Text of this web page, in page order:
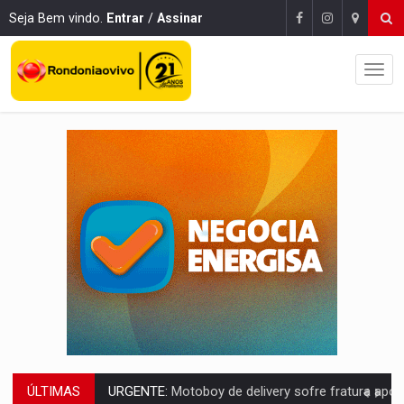
Seja Bem vindo. Entrar / Assinar
ÚLTIMAS ELEIÇÕES 2026:Ulisses Guimarães e as nuvens no céu de Rondônia –